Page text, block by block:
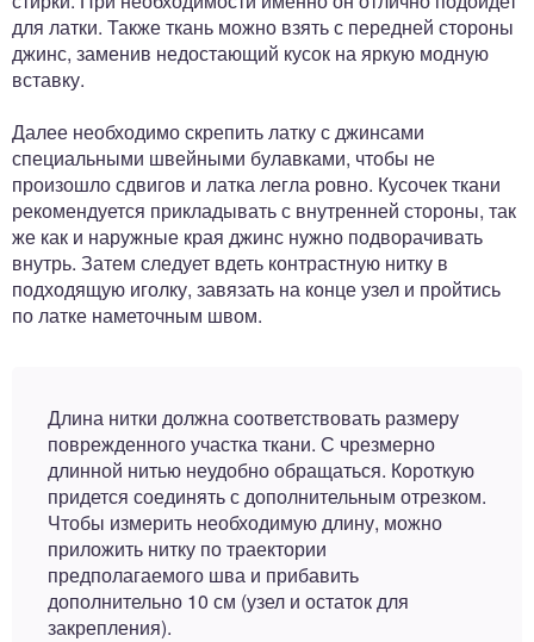
для латки. Также ткань можно взять с передней стороны
джинс, заменив недостающий кусок на яркую модную
вставку.
Далее необходимо скрепить латку с джинсами
специальными швейными булавками, чтобы не
произошло сдвигов и латка легла ровно. Кусочек ткани
рекомендуется прикладывать с внутренней стороны, так
же как и наружные края джинс нужно подворачивать
внутрь. Затем следует вдеть контрастную нитку в
подходящую иголку, завязать на конце узел и пройтись
по латке наметочным швом.
Длина нитки должна соответствовать размеру
поврежденного участка ткани. С чрезмерно
длинной нитью неудобно обращаться. Короткую
придется соединять с дополнительным отрезком.
Чтобы измерить необходимую длину, можно
приложить нитку по траектории
предполагаемого шва и прибавить
дополнительно 10 см (узел и остаток для
закрепления).